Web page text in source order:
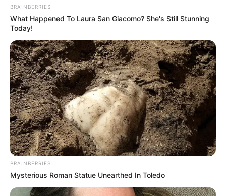
BRAINBERRIES
What Happened To Laura San Giacomo? She's Still Stunning
Today!
BRAINBERRIES
Mysterious Roman Statue Unearthed In Toledo